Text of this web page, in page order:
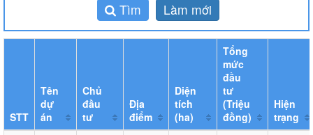
Tìm Làm mới
STT
Tên
dự
án
Chủ
đầu
tư
Địa
điểm
Diện
tích
(ha)
Tổng
mức
đầu
tư
(Triệu
đồng)
Hiện
trạng